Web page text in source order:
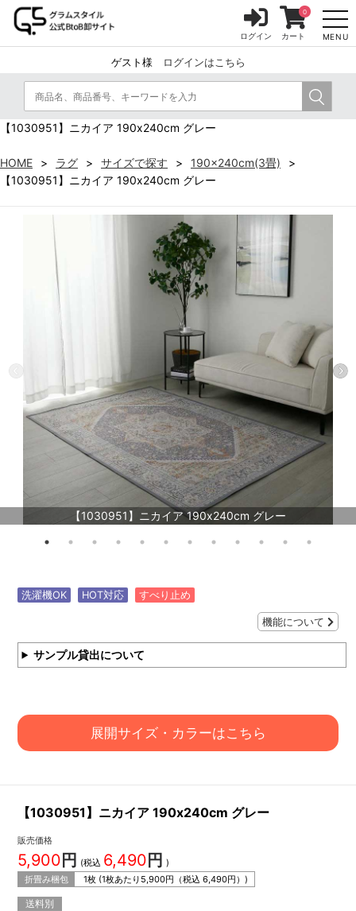
ゲスト様 ログインはこちら
MENU
ログイン カート
0
【1030951】ニカイア 190x240cm グレー
HOME ラグ サイズで探す
190x240cm(3畳)
【1030951】ニカイア 190x240cm グレー
【1030951】ニカイア 190x240cm グレー
洗濯機OK HOT対応 すべり止め
機能について
サンプル貸出について
展開サイズ・カラーはこちら
【1030951】ニカイア 190x240cm グレー
販売価格
5,900 円 (税込 6,490 円 )
折畳み梱包
1枚 (1枚あたり 5,900円（税込6,490円）)
送料別